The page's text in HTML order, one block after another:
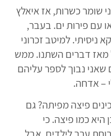
שומר כשרות, אז איאלץ
עם פירות ים. בעבר,
ניסיתי. למיטב זכרוני
מאז דברים השתנו. ממש
נבוך לספר עליהם
– אדחה.
פיצה מפיתה? גם
היא כמו פיצה. כי